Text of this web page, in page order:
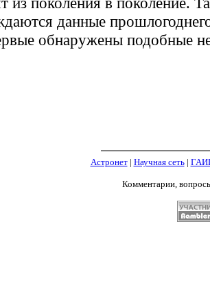
данные
обнаружены подобные
Астронет| Научная сеть|
Комментарии,